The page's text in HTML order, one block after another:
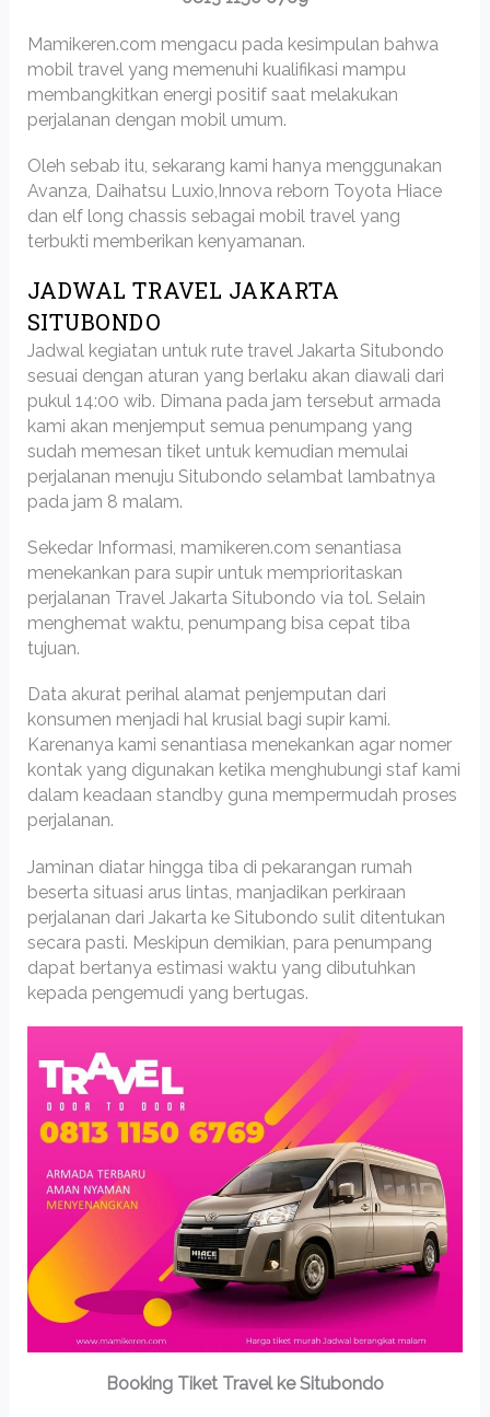
Mamikeren.com mengacu pada kesimpulan bahwa
mobil travel yang memenuhi kualifikasi mampu
membangkitkan energi positif saat melakukan
perjalanan dengan mobil umum.
Oleh sebab itu, sekarang kami hanya menggunakan
Avanza, Daihatsu Luxio,Innova reborn Toyota Hiace
dan elf long chassis sebagai mobil travel yang
terbukti memberikan kenyamanan.
JADWAL TRAVEL JAKARTA
SITUBONDO
Jadwal kegiatan untuk rute travel Jakarta Situbondo
sesuai dengan aturan yang berlaku akan diawali dari
pukul 14:00 wib. Dimana pada jam tersebut armada
kami akan menjemput semua penumpang yang
sudah memesan tiket untuk kemudian memulai
perjalanan menuju Situbondo selambat lambatnya
pada jam 8 malam.
Sekedar Informasi, mamikeren.com senantiasa
menekankan para supir untuk memprioritaskan
perjalanan Travel Jakarta Situbondo via tol. Selain
menghemat waktu, penumpang bisa cepat tiba
tujuan.
Data akurat perihal alamat penjemputan dari
konsumen menjadi hal krusial bagi supir kami.
Karenanya kami senantiasa menekankan agar nomer
kontak yang digunakan ketika menghubungi staf kami
dalam keadaan standby guna mempermudah proses
perjalanan.
Jaminan diatar hingga tiba di pekarangan rumah
beserta situasi arus lintas, manjadikan perkiraan
perjalanan dari Jakarta ke Situbondo sulit ditentukan
secara pasti. Meskipun demikian, para penumpang
dapat bertanya estimasi waktu yang dibutuhkan
kepada pengemudi yang bertugas.
Booking Tiket Travel ke Situbondo